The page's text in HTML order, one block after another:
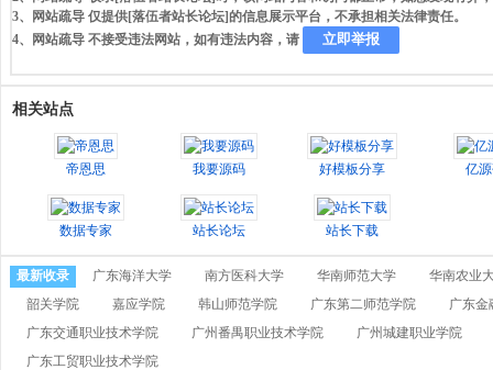
3、网站疏导 仅提供[落伍者站长论坛]的信息展示平台，不承担相关法律责任。
4、网站疏导 不接受违法网站，如有违法内容，请
立即举报
相关站点
帝恩思 我要源码 好模板分享 亿
数据专家 站长论坛 站长下载
最新收录 广东海洋大学 南方医科大学 华南师范大学
华南农业
韶关学院
嘉应学院 韩山师范学院 广东第二师范学院
广东金
广东交通职业技术学院
广州番禺职业技术学院
广州城建职业学院
广东工贸职业技术学院